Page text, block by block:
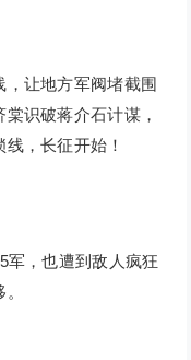
让地方军阀堵截围
识破蒋介石计谋，
，长征开始！
军，也遭到敌人疯狂